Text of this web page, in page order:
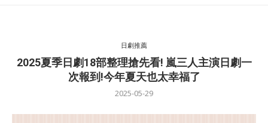
日劇推薦
2025夏季日劇18部整理搶先看! 嵐三人主演日劇一
次報到!今年夏天也太幸福了
2025-05-29